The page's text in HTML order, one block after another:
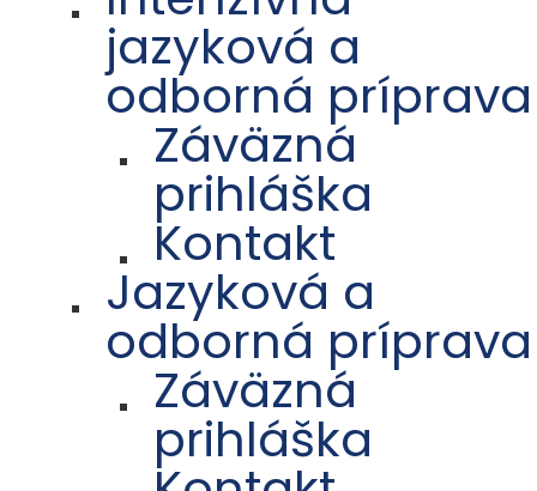
jazyková a
odborná príprava
Záväzná
prihláška
Kontakt
Jazyková a
odborná príprava
Záväzná
prihláška